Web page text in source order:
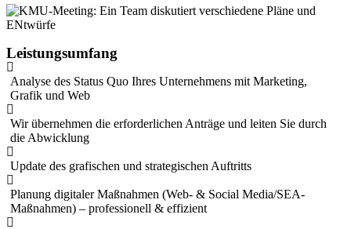
Leistungsumfang
Analyse des Status Quo Ihres Unternehmens mit Marketing,
Grafik und Web
Wir übernehmen die erforderlichen Anträge und leiten Sie durch
die Abwicklung
Update des grafischen und strategischen Auftritts
Planung digitaler Maßnahmen (Web- & Social Media/SEA-
Maßnahmen) – professionell & effizient